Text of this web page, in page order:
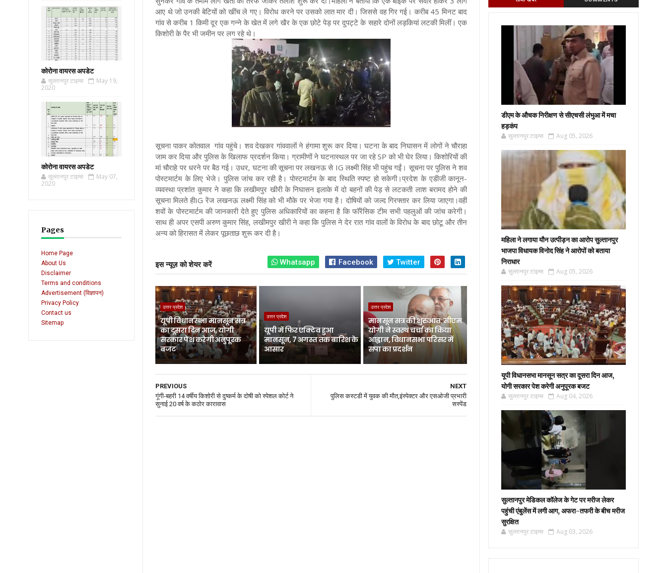
कोरोना वायरस अपडेट
सुल्तानपुर टाइम्स
May 19,
2020
कोरोना वायरस अपडेट
सुल्तानपुर टाइम्स
May 07,
2020
Pages
Home Page
About Us
Disclaimer
Terms and conditions
Advertisement (विज्ञापन)
Privacy Policy
Contact us
Sitemap
आए थे जो उनकी बेटियों को खींच ले गए। विरोध करने पर उसको लात मार दी। जिससे वह गिर गई। करीब 45 मिनट बाद
गांव से करीब 1 किमी दूर एक गन्ने के खेत में लगे खैर के एक छोटे पेड़ पर दुपट्टे के सहारे दोनों लड़कियां लटकी मिलीं। एक
किशोरी के पैर भी जमीन पर लग रहे थे।
सूचना पाकर कोतवाल गांव पहुंचे। शव देखकर गांववालों ने हंगामा शुरू कर दिया। घटना के बाद निघासन में लोगों ने चौराहा
जाम कर दिया और पुलिस के खिलाफ प्रदर्शन किया। ग्रामीणों ने घटनास्थल पर जा रहे SP को भी घेर लिया। किशोरियों की
मां चौराहे पर धरने पर बैठ गई। उधर, घटना की सूचना पर लखनऊ से IG लक्ष्मी सिंह भी पहुंच गईं। सूचना पर पुलिस ने शव
पोस्टमार्टम के लिए भेजे। पुलिस जांच कर रही है। पोस्टमार्टम के बाद स्थिति स्पष्ट हो सकेगी।प्रदेश के एडीजी कानून-
व्यवस्था प्रशांत कुमार ने कहा कि लखीमपुर खीरी के निघासन इलाके में दो बहनों की पेड़ से लटकती लाश बरामद होने की
सूचना मिलते हीIG रेंज लखनऊ लक्ष्मी सिंह को भी मौके पर भेजा गया है। दोषियों को जल्द गिरफ्तार कर लिया जाएगा।वहीं
शवों के पोस्टमार्टम की जानकारी देते हुए पुलिस अधिकारियों का कहना है कि फॉरेंसिक टीम सभी पहलुओं की जांच करेगी।
साथ ही अपर एसपी अरुण कुमार सिंह, लखीमपुर खीरी ने कहा कि पुलिस ने देर रात गांव वालों के विरोध के बाद छोटू और तीन
अन्य को हिरासत में लेकर पूछताछ शुरू कर दी है।
इस न्यूज़ को शेयर करें Whatsapp Facebook Twitter
उत्तर प्रदेश
यूपी विधानसभा मानसून सत्र
का दूसरा दिन आज, योगी
सरकार पेश करेगी अनुपूरक
बजट
उत्तर प्रदेश
यूपी में फिर एक्टिव हुआ
मानसून, 7 अगस्त तक बारिश के
आसार
उत्तर प्रदेश
मानसून सत्र की शुरुआत: सीएम
योगी ने स्वस्थ चर्चा का किया
आह्वान, विधानसभा परिसर में
सपा का प्रदर्शन
NEXT
पुलिस कस्टडी में युवक की मौत,इंस्पेक्टर और एसओजी प्रभारी
सस्पेंड
PREVIOUS
गूंगी-बहरी 14 वर्षीय किशोरी से दुष्कर्म के दोषी को स्पेशल कोर्ट ने
सुनाई 20 वर्ष के कठोर कारावास
डीएम के औचक निरीक्षण से सीएचसी लंभुआ में मचा
हड़कंप
सुल्तानपुर टाइम्स Aug 05, 2026
महिला ने लगाया यौन उत्पीड़न का आरोप सुल्तानपुर
भाजपा विधायक विनोद सिंह ने आरोपों को बताया
निराधार
सुल्तानपुर टाइम्स Aug 05, 2026
यूपी विधानसभा मानसून सत्र का दूसरा दिन आज,
योगी सरकार पेश करेगी अनुपूरक बजट
सुल्तानपुर टाइम्स Aug 04, 2026
सुल्तानपुर मेडिकल कॉलेज के गेट पर मरीज लेकर
पहुंची एंबुलेंस में लगी आग, अफरा-तफरी के बीच मरीज
सुरक्षित
सुल्तानपुर टाइम्स Aug 03, 2026